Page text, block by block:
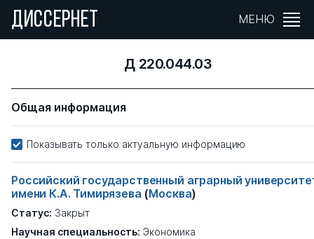
ДИССЕРНЕТ МЕНЮ
Д 220.044.03
Общая информация
Показывать только актуальную информацию
Российский государственный аграрный
имени К.А. Тимирязева (Москва)
Статус: Закрыт
Научная специальность: Экономика